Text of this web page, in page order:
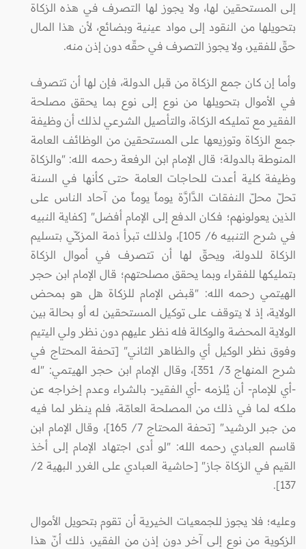
إلى المستحقين لها، ولا يجوز لها التصرف في هذه الزكاة
بتحويلها من النقود إلى مواد عينية وبضائع، لأن هذا المال
حقّ للفقير، ولا يجوز التصرف في حقّه دون إذن منه.
وأما إن كان جمع الزكاة من قبل الدولة، فإن لها أن تتصرف
في الأموال بتحويلها من نوع إلى نوع بما يحقق مصلحة
الفقير مع تمليكه الزكاة، والتأصيل الشرعي لذلك أن وظيفة
جمع الزكاة وتوزيعها على المستحقين من الوظائف العامة
المنوطة بالدولة؛ قال الإمام ابن الرفعة رحمه الله: "والزكاة
وظيفة كلية أعدت للحاجات العامة حتى كأنها في السنة
تحلّ محلّ النفقات الدَّارَّة يوماً يوماً من آحاد الناس على
الذين يعولونهم؛ فكان الدفع إلى الإمام أفضل" [كفاية النبيه
في شرح التنبيه 6/ 105]، ولذلك تبرأ ذمة المزكّي بتسليم
الزكاة للدولة، ويحقّ لها أن تتصرف في أموال الزكاة
بتمليكها للفقراء وبما يحقق مصلحتهم؛ قال الإمام ابن حجر
الهيتمي رحمه الله: "قبض الإمام للزكاة هل هو بمحض
الولاية، إذ لا يتوقف على توكيل المستحقين له أو بحالة بين
الولاية المحضة والوكالة فله نظر عليهم دون نظر ولي اليتيم
وفوق نظر الوكيل أي والظاهر الثاني" [تحفة المحتاج في
شرح المنهاج 3/ 351]، وقال الإمام ابن حجر الهيتمي: "له
-أي للإمام- أن يُلزمه -أي الفقير- بالشراء وعدم إخراجه عن
ملكه لما في ذلك من المصلحة العامّة، فلم ينظر لما فيه
من جبر الرشيد" [تحفة المحتاج 7/ 165]، وقال الإمام ابن
قاسم العبادي رحمه الله: "لو أدى اجتهاد الإمام إلى أخذ
القيم في الزكاة جاز" [حاشية العبادي على الغرر البهية 2/
137].
وعليه؛ فلا يجوز للجمعيات الخيرية أن تقوم بتحويل الأموال
الزكوية من نوع إلى آخر دون إذن من الفقير، ذلك أنّ هذا